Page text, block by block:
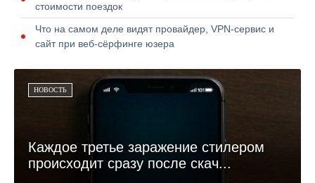
стоимости поездок
Что на самом деле видят провайдер, VPN-сервис и
сайт при веб-сёрфинге юзера
НОВОСТЬ
Каждое третье заражение стилером
происходит сразу после скач...